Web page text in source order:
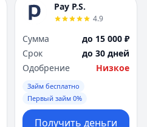
Pay P.S.
4.9
Сумма
до 15 000 ₽
Срок
до 30 дней
Одобрение
Низкое
Займ бесплатно
Первый займ 0%
Получить деньги